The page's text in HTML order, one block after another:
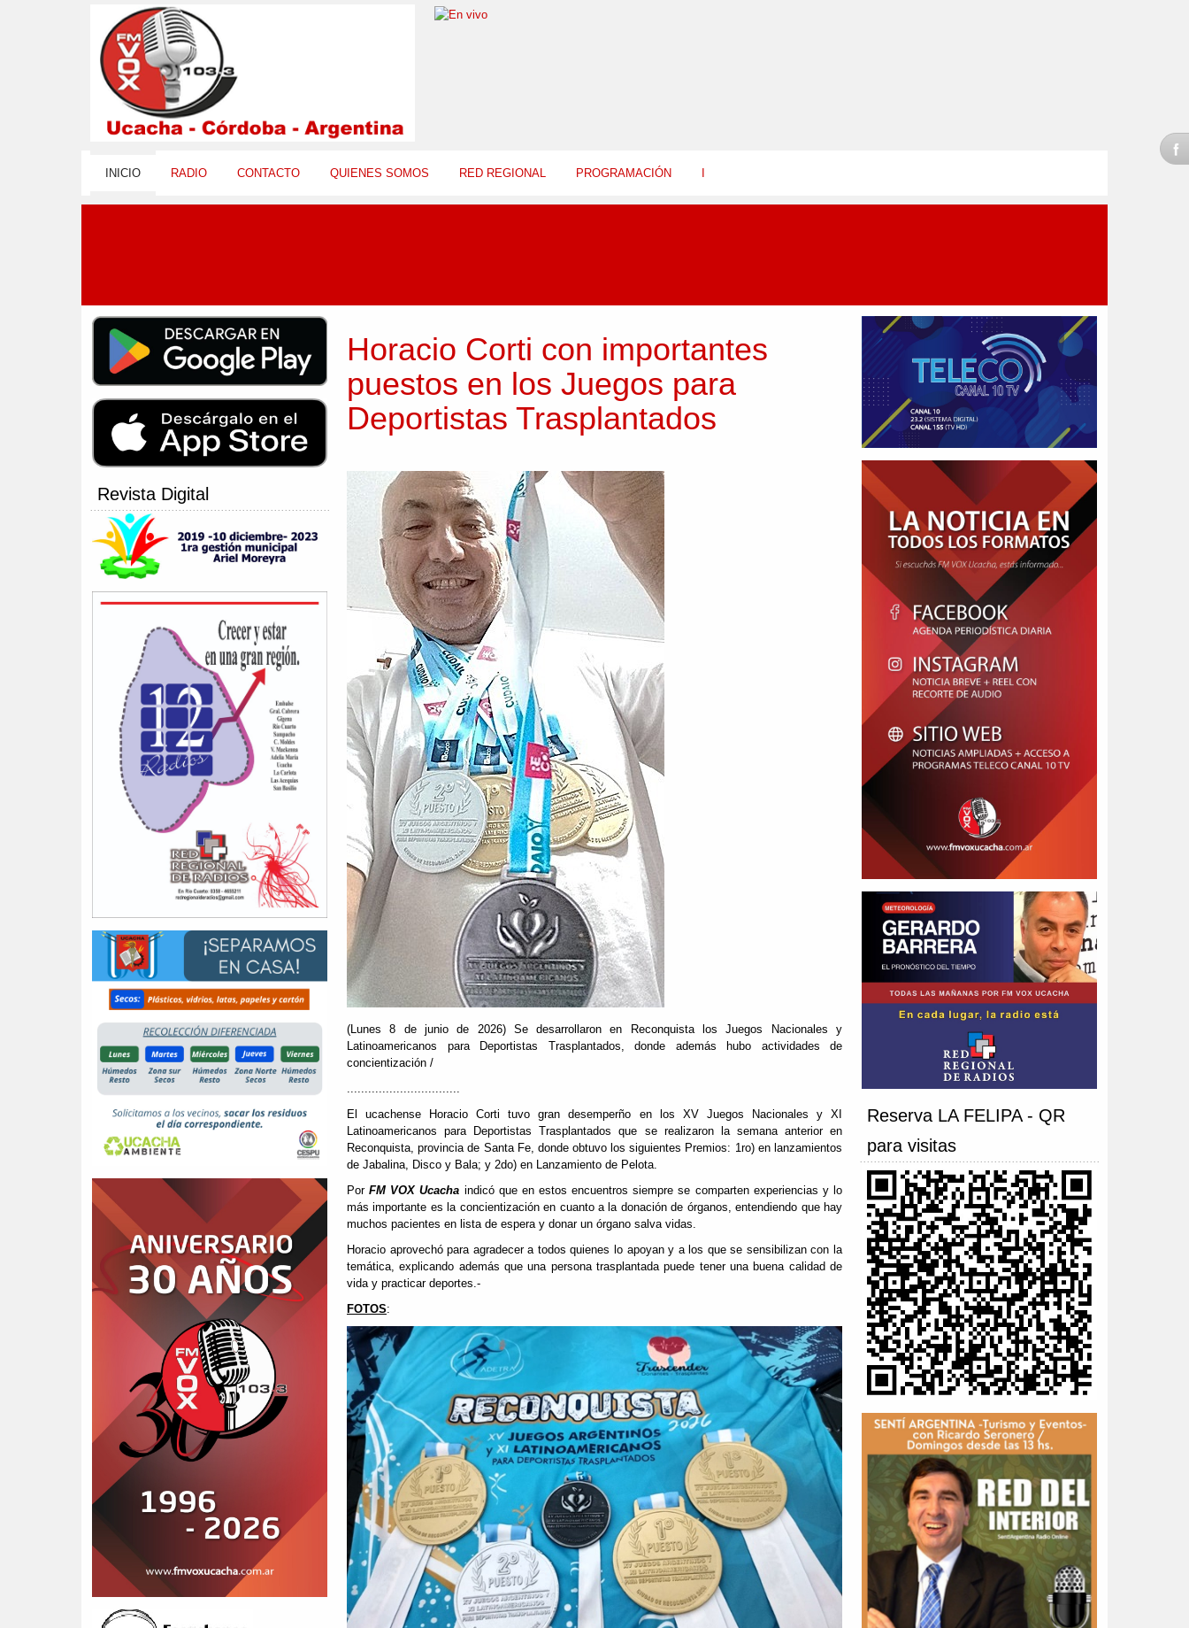
INICIO RADIO CONTACTO QUIENES SOMOS RED REGIONAL PROGRAMACIÓN I
Revista Digital
Horacio Corti con importantes
puestos en los Juegos para
Deportistas Trasplantados
(Lunes 8 de junio de 2026) Se desarrollaron en Reconquista los Juegos Nacionales y
Latinoamericanos para Deportistas Trasplantados, donde además hubo actividades de
concientización /
El ucachense Horacio Corti tuvo gran desemperño en los XV Juegos Nacionales y XI
Latinoamericanos para Deportistas Trasplantados que se realizaron la semana anterior en
Reconquista, provincia de Santa Fe, donde obtuvo los siguientes Premios: 1ro) en lanzamientos
de Jabalina, Disco y Bala; y 2do) en Lanzamiento de Pelota.
PorFM VOX Ucacha indicó que en estos encuentros siempre se comparten experiencias y lo
más importante es la concientización en cuanto a la donación de órganos, entendiendo que hay
muchos pacientes en lista de espera y donar un órgano salva vidas.
Horacio aprovechó para agradecer a todos quienes lo apoyan y a los que se sensibilizan con la
temática, explicando además que una persona trasplantada puede tener una buena calidad de
vida y practicar deportes.-
FOTOS:
Reserva LA FELIPA - QR
para visitas